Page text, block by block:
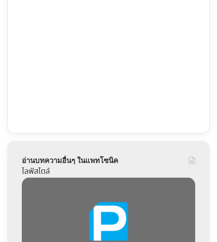
อ่านบทความอื่นๆ ในแพทโซนิค
ไลฟ์สไตล์